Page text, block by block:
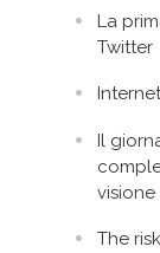
La
Twitter
Il
visione
The